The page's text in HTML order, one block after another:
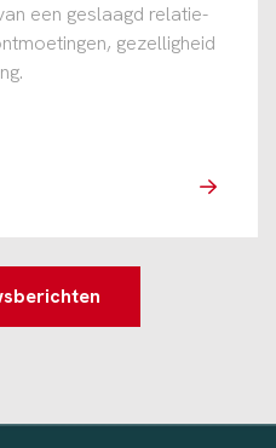
een geslaagd relatie-
gezelligheid